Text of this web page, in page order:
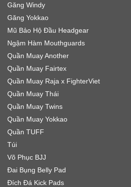
Găng Windy
Găng Yokkao
Mũ Bảo Hộ Đầu Headgear
Ngậm Hàm Mouthguards
Quần Muay Another
Quần Muay Fairtex
Quần Muay Raja x FighterViet
Quần Muay Thái
Quần Muay Twins
Quần Muay Yokkao
Quần TUFF
Túi
Võ Phục BJJ
Đai Bụng Belly Pad
Đích Đá Kick Pads